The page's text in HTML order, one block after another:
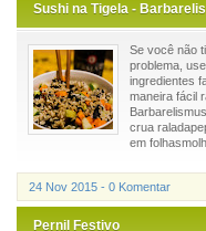
Sushi na Tigela -
Se você não
problema,
ingredientes
maneira fácil
crua
em
24 Nov 2015 - 0 Komentar
Pernil Festivo